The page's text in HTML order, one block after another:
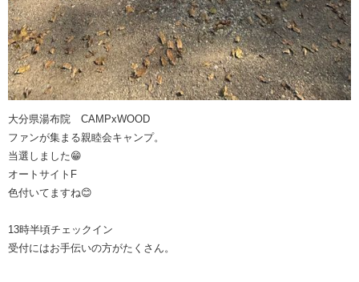
大分県湯布院 CAMPxWOOD
ファンが集まる親睦会キャンプ。
当選しました😁
オートサイトF
色付いてますね😊
13時半頃チェックイン
受付にはお手伝いの方がたくさん。